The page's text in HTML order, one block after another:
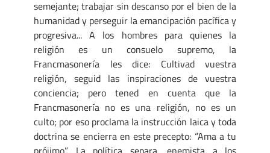
semejante; trabajar sin descanso por el bien de la
humanidad y perseguir la emancipación pacífica y
progresiva... A los hombres para quienes la
religión es un consuelo supremo, la
Francmasonería les dice: Cultivad vuestra
religión, seguid las inspiraciones de vuestra
conciencia; pero tened en cuenta que la
Francmasonería no es una religión, no es un
culto; por eso proclama la instrucción laica y toda
doctrina se encierra en este precepto: “Ama a tu